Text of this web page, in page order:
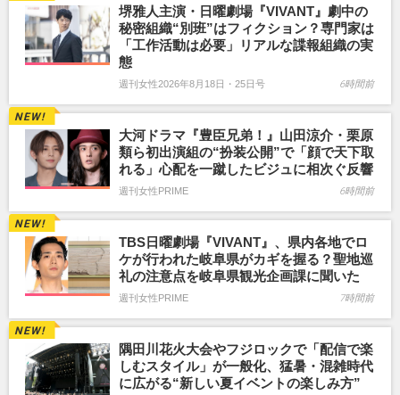
堺雅人主演・日曜劇場『VIVANT』劇中の
秘密組織“別班”はフィクション？専門家は
「工作活動は必要」リアルな諜報組織の実
態
週刊女性2026年8月18日・25日号 6時間前
大河ドラマ『豊臣兄弟！』山田涼介・栗原
類ら初出演組の“扮装公開”で「顔で天下取
れる」心配を一蹴したビジュに相次ぐ反響
週刊女性PRIME 6時間前
TBS日曜劇場『VIVANT』、県内各地でロ
ケが行われた岐阜県がカギを握る？聖地巡
礼の注意点を岐阜県観光企画課に聞いた
週刊女性PRIME 7時間前
隅田川花火大会やフジロックで「配信で楽
しむスタイル」が一般化、猛暑・混雑時代
に広がる“新しい夏イベントの楽しみ方”